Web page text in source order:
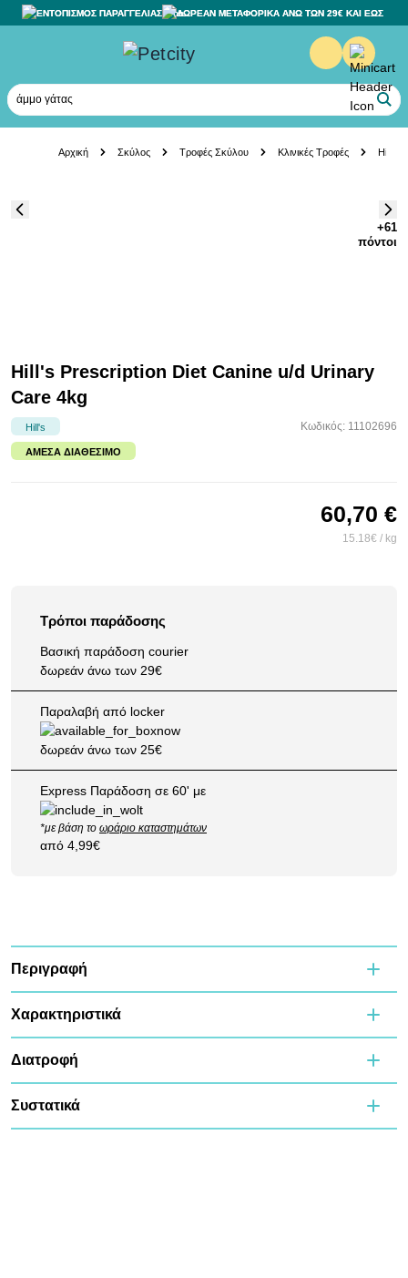
ΕΝΤΟΠΙΣΜΟΣ ΠΑΡΑΓΓΕΛΙΑΣ ΔΩΡΕΑΝ ΜΕΤΑΦΟΡΙΚΑ ΑΝΩ ΤΩΝ 29€ ΚΑΙ ΕΩΣ
άμμο γάτας
Αρχική Σκύλος Τροφές Σκύλου Κλινικές Τροφές Hill's
+61
πόντοι
Hill's Prescription Diet Canine u/d Urinary
Care 4kg
Hill's Κωδικός: 11102696
ΆΜΕΣΑ ΔΙΑΘΈΣΙΜΟ
60,70 €
15.18€ / kg
Τρόποι παράδοσης
Βασική παράδοση courier
δωρεάν άνω των 29€
Παραλαβή από locker
δωρεάν άνω των 25€
Express Παράδοση σε 60' με
*με βάση το ωράριο καταστημάτων
από 4,99€
Περιγραφή
Χαρακτηριστικά
Διατροφή
Συστατικά